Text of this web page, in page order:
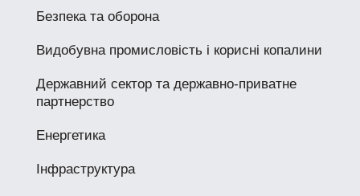
Безпека та оборона
Видобувна промисловість і корисні копалини
Державний сектор та державно-приватне
партнерство
Енергетика
Інфраструктура